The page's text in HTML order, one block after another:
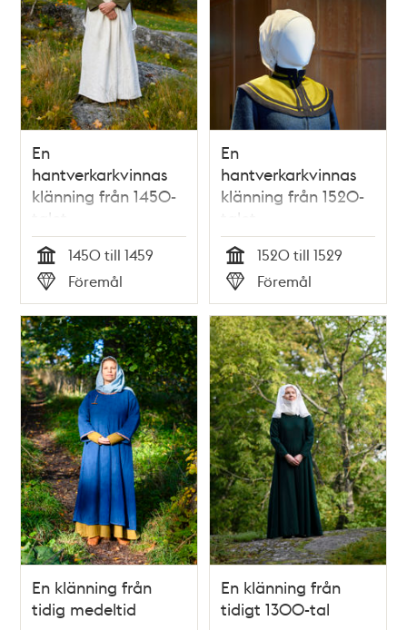
En
hantverkarkvinnas
klänning från 1450-
talet
Tid
1450 till 1459
Typ
Föremål
En
hantverkarkvinnas
klänning från 1520-
talet
Tid
1520 till 1529
Typ
Föremål
En klänning från
tidig medeltid
En klänning från
tidigt 1300-tal